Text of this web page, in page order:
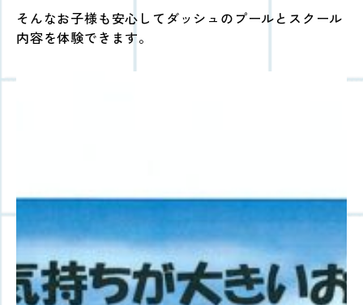
そんなお子様も安心してダッシュのプールとスクール
内容を体験できます。